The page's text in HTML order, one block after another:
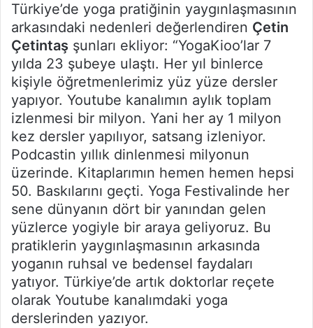
Türkiye’de yoga pratiğinin yaygınlaşmasının
arkasındaki nedenleri değerlendiren Çetin
Çetintaş şunları ekliyor: “YogaKioo’lar 7
yılda 23 şubeye ulaştı. Her yıl binlerce
kişiyle öğretmenlerimiz yüz yüze dersler
yapıyor. Youtube kanalımın aylık toplam
izlenmesi bir milyon. Yani her ay 1 milyon
kez dersler yapılıyor, satsang izleniyor.
Podcastin yıllık dinlenmesi milyonun
üzerinde. Kitaplarımın hemen hemen hepsi
50. Baskılarını geçti. Yoga Festivalinde her
sene dünyanın dört bir yanından gelen
yüzlerce yogiyle bir araya geliyoruz. Bu
pratiklerin yaygınlaşmasının arkasında
yoganın ruhsal ve bedensel faydaları
yatıyor. Türkiye’de artık doktorlar reçete
olarak Youtube kanalımdaki yoga
derslerinden yazıyor.